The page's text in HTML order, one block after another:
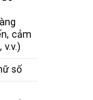
cảm
số